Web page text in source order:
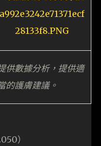
供數據分析，提供適
的護膚建議。
）